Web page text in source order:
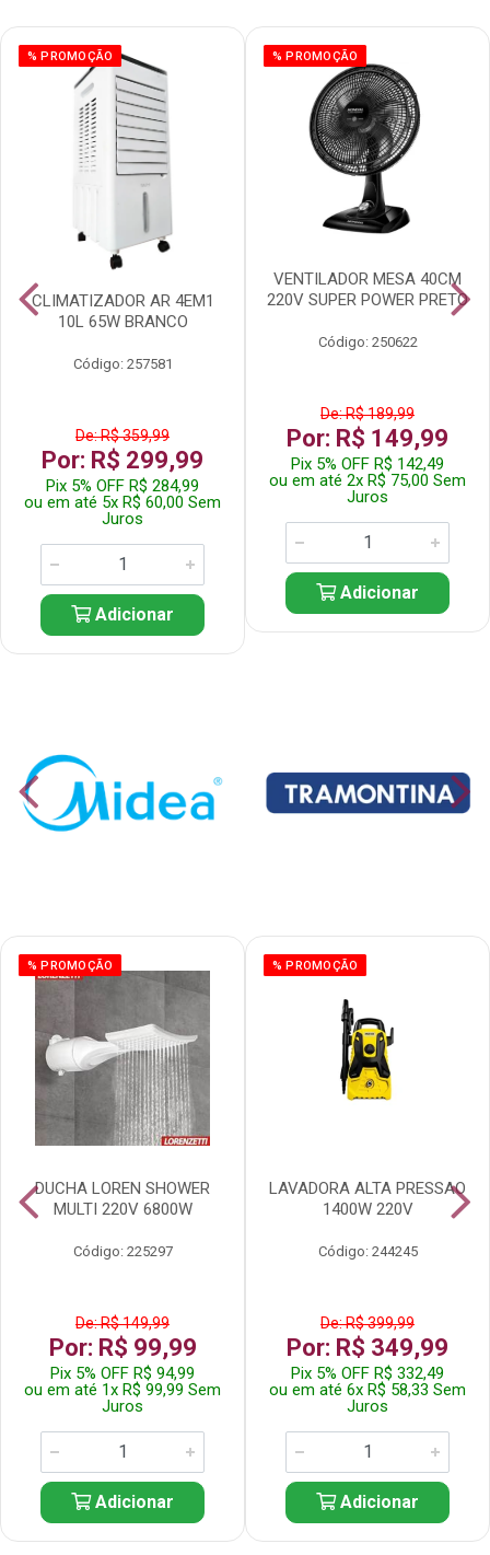
% PROMOÇÃO
CLIMATIZADOR AR 4EM1
10L 65W BRANCO
Código: 257581
De: R$ 359,99
Por: R$ 299,99
Pix 5% OFF R$ 284,99
ou em até 5x R$ 60,00 Sem
Juros
Adicionar
% PROMOÇÃO
VENTILADOR MESA 40CM
220V SUPER POWER PRETO
Código: 250622
De: R$ 189,99
Por: R$ 149,99
Pix 5% OFF R$ 142,49
ou em até 2x R$ 75,00 Sem
Juros
Adicionar
% PROMOÇÃO
DUCHA LOREN SHOWER
MULTI 220V 6800W
Código: 225297
De: R$ 149,99
Por: R$ 99,99
Pix 5% OFF R$ 94,99
ou em até 1x R$ 99,99 Sem
Juros
Adicionar
% PROMOÇÃO
LAVADORA ALTA PRESSAO
1400W 220V
Código: 244245
De: R$ 399,99
Por: R$ 349,99
Pix 5% OFF R$ 332,49
ou em até 6x R$ 58,33 Sem
Juros
Adicionar